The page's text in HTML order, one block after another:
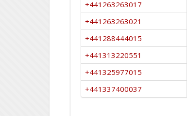
+441263263017
+441263263021
+441288444015
+441313220551
+441325977015
+441337400037